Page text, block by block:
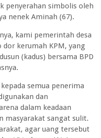
penyerahan simbolis oleh
nenek Aminah (67).
kami pemerintah desa
kerumah KPM, yang
(kadus) bersama BPD
semua penerima
dan
dalam keadaan
masyarakat sangat sulit.
agar uang tersebut